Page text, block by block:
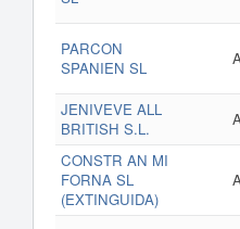
PARCON
SPANIEN SL
JENIVEVE ALL
BRITISH S.L.
CONSTR AN MI
FORNA SL
(EXTINGUIDA)